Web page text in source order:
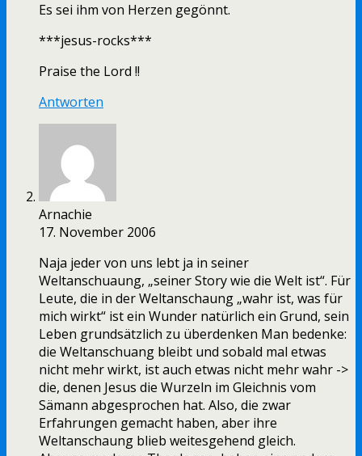
Es sei ihm von Herzen gegönnt.
***jesus-rocks***
Praise the Lord !!
Antworten
Arnachie
17. November 2006
Naja jeder von uns lebt ja in seiner
Weltanschuaung, „seiner Story wie die Welt ist“. Für
Leute, die in der Weltanschaung „wahr ist, was für
mich wirkt“ ist ein Wunder natürlich ein Grund, sein
Leben grundsätzlich zu überdenken Man bedenke:
die Weltanschuang bleibt und sobald mal etwas
nicht mehr wirkt, ist auch etwas nicht mehr wahr ->
die, denen Jesus die Wurzeln im Gleichnis vom
Sämann abgesprochen hat. Also, die zwar
Erfahrungen gemacht haben, aber ihre
Weltanschaung blieb weitesgehend gleich.